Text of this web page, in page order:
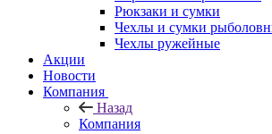
Рюкзаки и сумки
Чехлы и сумки
Чехлы ружейные
Акции
Новости
Компания
Назад
Компания